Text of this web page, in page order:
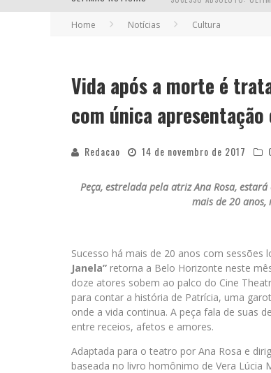
EM ABRIL, BOULEVARD
Home Notícias Cultura
Vida após a morte é
com única apresentação
Redacao 14 de novembro de 2017
Peça, estrelada pela atriz Ana Rosa, estará
mais de 20 anos,
Sucesso há mais de 20 anos com
Janela” retorna a Belo Horizonte neste
doze atores sobem ao palco do Cine
para contar a história de Patrícia, uma
onde a vida continua. A peça fala de suas
entre receios, afetos e amores.
Adaptada para o teatro por Ana Rosa e
baseada no livro homônimo de Vera Lúcia